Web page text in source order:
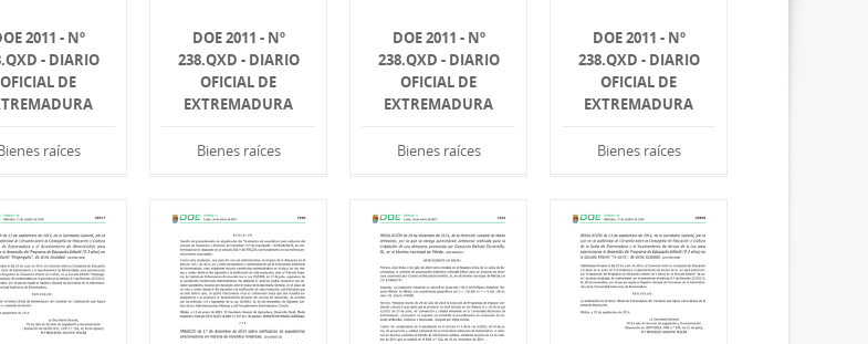
2011 - Nº
- DIARIO
OFICIAL DE
raíces
DOE 2011 - Nº
238.QXD - DIARIO
OFICIAL DE
EXTREMADURA
Bienes raíces
DOE 2011 - Nº
238.QXD - DIARIO
OFICIAL DE
EXTREMADURA
Bienes raíces
DOE 2011 - Nº
238.QXD - DIARIO
OFICIAL DE
EXTREMADURA
Bienes raíces